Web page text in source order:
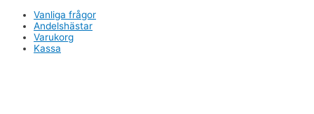
Vanliga frågor
Andelshästar
Varukorg
Kassa